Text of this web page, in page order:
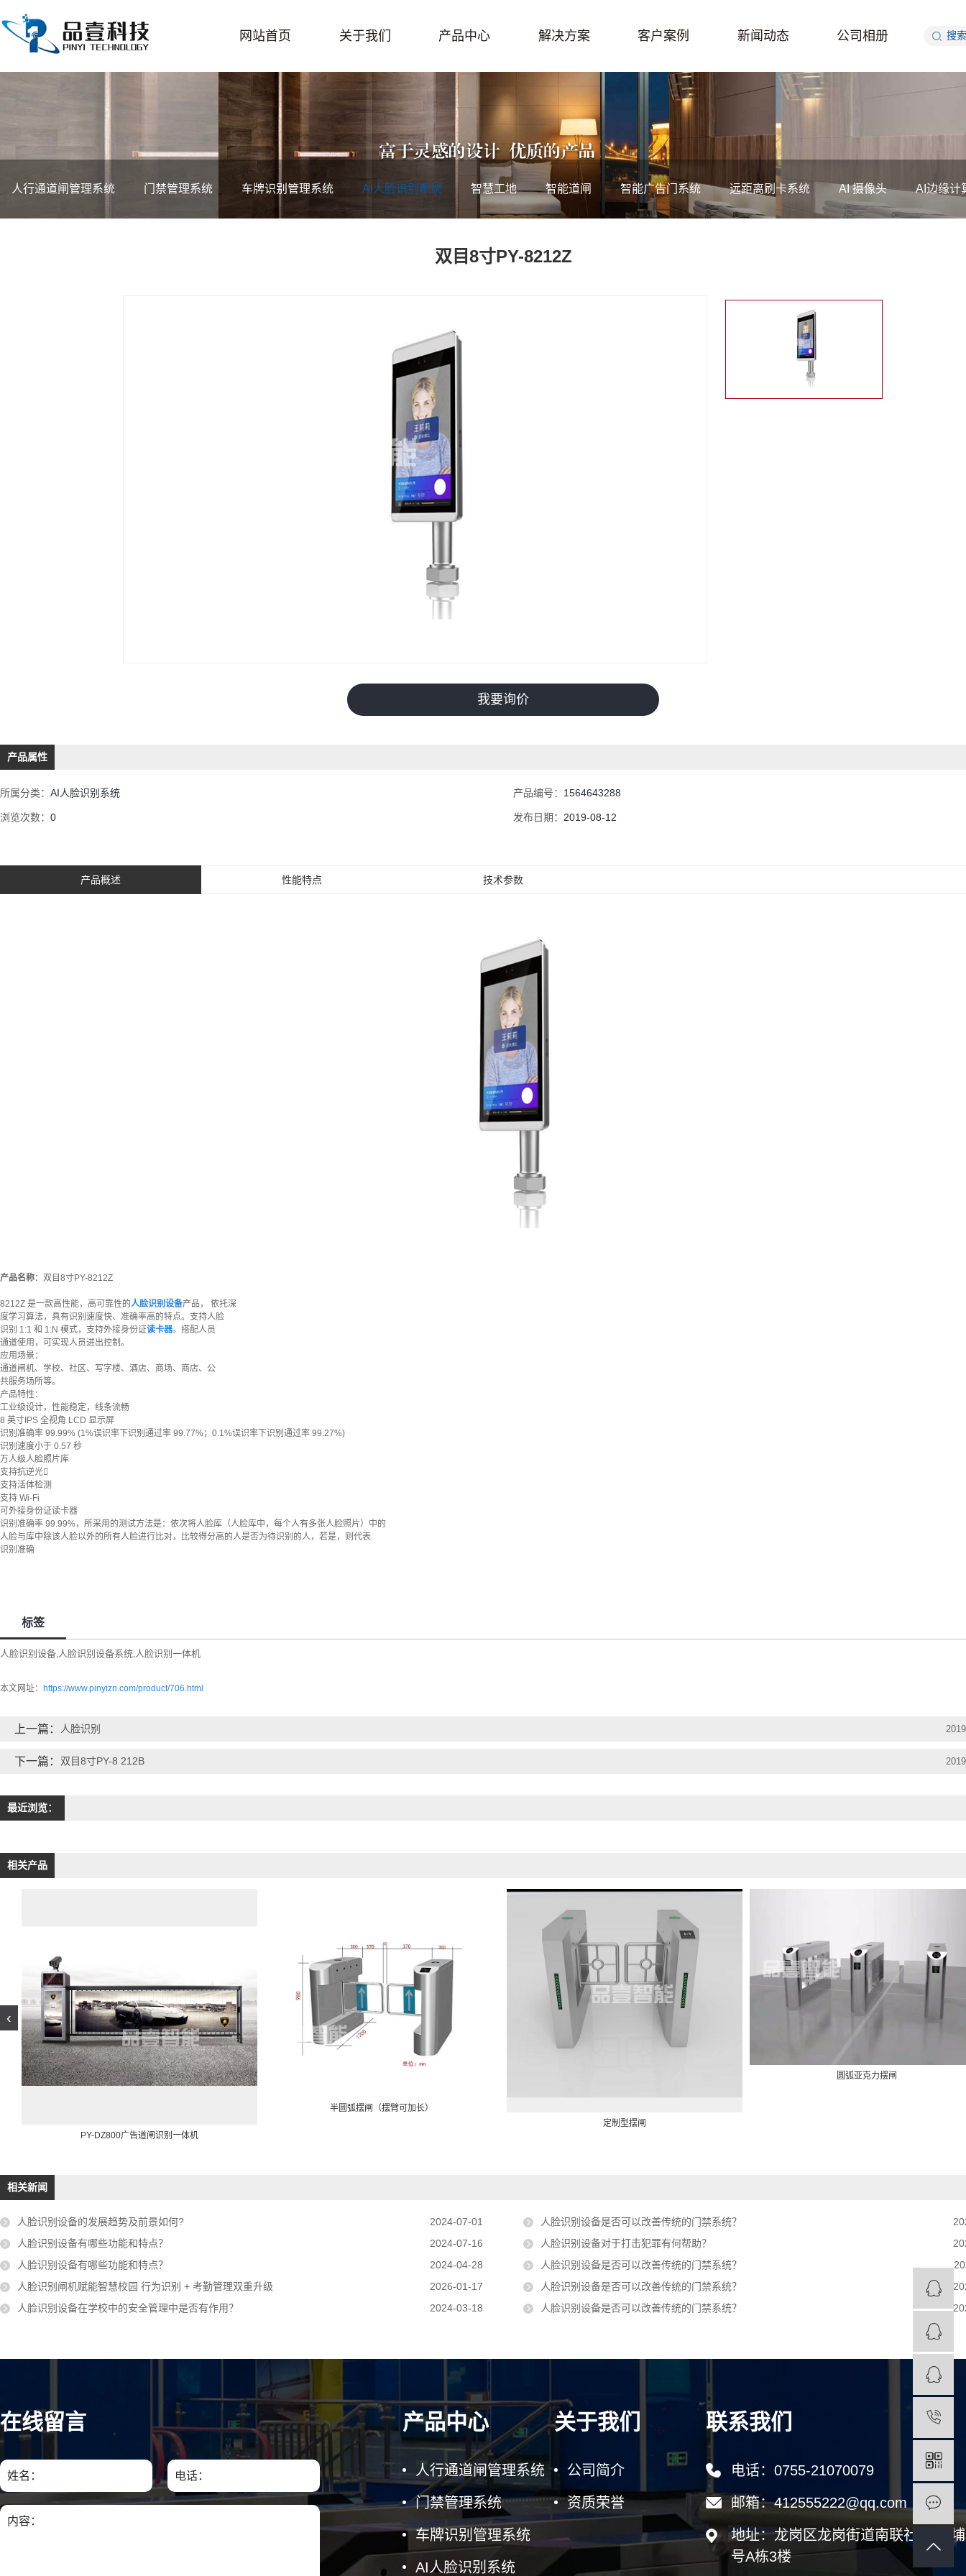
网站首页 关于我们 产品中心 解决方案 客户案例 新闻动态 公司相册
人行通道闸管理系统 门禁管理系统 车牌识别管理系统 AI人脸识别系统 智慧工地 智能道闸 智能广告门系统 远距离刷卡系统 AI 摄像头 AI边缘计
双目8寸PY-8212Z
我要询价
产品属性
所属分类：AI人脸识别系统 产品编号： 1564643288
浏览次数：0 发布日期：2019-08-12
产品概述 性能特点 技术参数
产品名称：双目8寸PY-8212Z
8212Z 是一款高性能，高可靠性的人脸识别设备产品， 依托深
度学习算法，具有识别速度快、准确率高的特点。支持人脸
识别 1:1 和 1:N 模式，支持外接身份证读卡器。搭配人员
通道使用，可实现人员进出控制。
应用场景：
通道闸机、学校、社区、写字楼、酒店、商场、商店、公
共服务场所等。
产品特性：
工业级设计，性能稳定，线条流畅
8 英寸IPS 全视角 LCD 显示屏
识别准确率 99.99% (1%误识率下识别通过率 99.77%；0.1%误识率下识别通过率 99.27%)
识别速度小于 0.57 秒
万人级人脸照片库
支持抗逆光
支持活体检测
支持 Wi-Fi
可外接身份证读卡器
识别准确率 99.99%，所采用的测试方法是：依次将人脸库（人脸库中，每个人有多张人脸照片）中的
人脸与库中除该人脸以外的所有人脸进行比对，比较得分高的人是否为待识别的人，若是，则代表
识别准确
标签
人脸识别设备,人脸识别设备系统,人脸识别一体机
本文网址： https://www.pinyizn.com/product/706.html
上一篇： 人脸识别
下一篇： 双目8寸PY-8 212B
最近浏览：
相关产品
PY-DZ800广告道闸识别一体机
半圆弧摆闸（摆臂可加长）
定制型摆闸
圆弧亚克力摆闸
‹
相关新闻
人脸识别设备的发展趋势及前景如何? 2024-07-01 人脸识别设备是否可以改善传统的门禁系统？
人脸识别设备有哪些功能和特点？
2024-07-16 人脸识别设备对于打击犯罪有何帮助？
人脸识别设备有哪些功能和特点？
2024-04-28 人脸识别设备是否可以改善传统的门禁系统？
人脸识别闸机赋能智慧校园 行为识别 + 考勤管理双重升级
2026-01-17 人脸识别设备是否可以改善传统的门禁系统？
人脸识别设备在学校中的安全管理中是否有作用？
2024-03-18 人脸识别设备是否可以改善传统的门禁系统？
在线留言 产品中心
人行通道闸管理系统
门禁管理系统
车牌识别管理系统
AI人脸识别系统
关于我们
公司简介
资质荣誉
联系我们
电话：0755-21070079
邮箱：412555222@qq.com
地址：龙岗区龙岗街道南联社区 圳
号A栋3楼